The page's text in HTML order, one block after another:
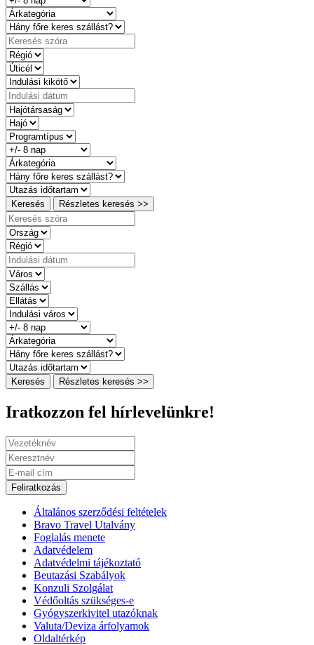
Keresés Részletes keresés >>
Keresés Részletes keresés >>
Iratkozzon fel hírlevelünkre!
Feliratkozás
Általános szerződési feltételek
Bravo Travel Utalvány
Foglalás menete
Adatvédelem
Adatvédelmi tájékoztató
Beutazási Szabályok
Konzuli Szolgálat
Védőoltás szükséges-e
Gyógyszerkivitel utazóknak
Valuta/Deviza árfolyamok
Oldaltérkép